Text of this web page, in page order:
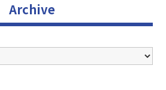
Archive